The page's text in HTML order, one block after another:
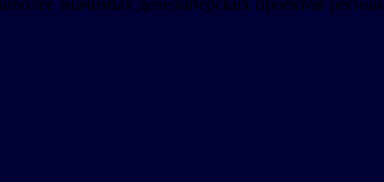
значимых девелоперских проектов